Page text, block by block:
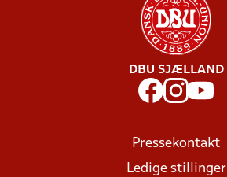
DBU SJÆLLAND
Pressekontakt
Ledige stillinger